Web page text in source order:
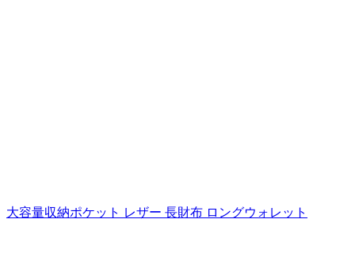
大容量収納ポケット レザー 長財布 ロングウォレット